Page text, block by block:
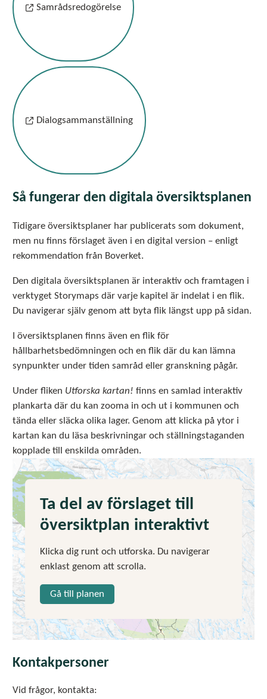
Samrådsredogörelse
Dialogsammanställning
Så fungerar den digitala översiktsplanen
Tidigare översiktsplaner har publicerats som dokument,
men nu finns förslaget även i en digital version – enligt
rekommendation från Boverket.
Den digitala översiktsplanen är interaktiv och framtagen i
verktyget Storymaps där varje kapitel är indelat i en flik.
Du navigerar själv genom att byta flik längst upp på sidan.
I översiktsplanen finns även en flik för
hållbarhetsbedömningen och en flik där du kan lämna
synpunkter under tiden samråd eller granskning pågår.
Under fliken Utforska kartan! finns en samlad interaktiv
plankarta där du kan zooma in och ut i kommunen och
tända eller släcka olika lager. Genom att klicka på ytor i
kartan kan du läsa beskrivningar och ställningstaganden
kopplade till enskilda områden.
Ta del av förslaget till
översiktplan interaktivt
Klicka dig runt och utforska. Du navigerar
enklast genom att scrolla.
Gå till planen
Kontakpersoner
Vid frågor, kontakta: